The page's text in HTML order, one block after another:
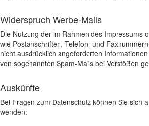
Widerspruch Werbe-Mails
Die Nutzung der im Rahmen des Impressums
wie Postanschriften, Telefon- und
nicht ausdrücklich angeforderten
von sogenannten Spam-Mails bei Verstößen
Auskünfte
Bei Fragen zum Datenschutz können Sie sich
wenden: